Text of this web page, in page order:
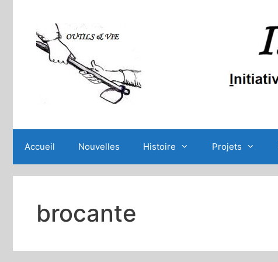
contenu
Accueil Nouvelles Histoire Projets
brocante